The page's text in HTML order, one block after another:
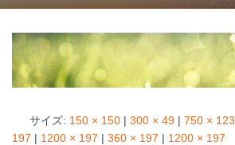
サイズ: 150 × 150 | 300 × 49 | 750 × 123
197 | 1200 × 197 | 360 × 197 | 1200 × 197